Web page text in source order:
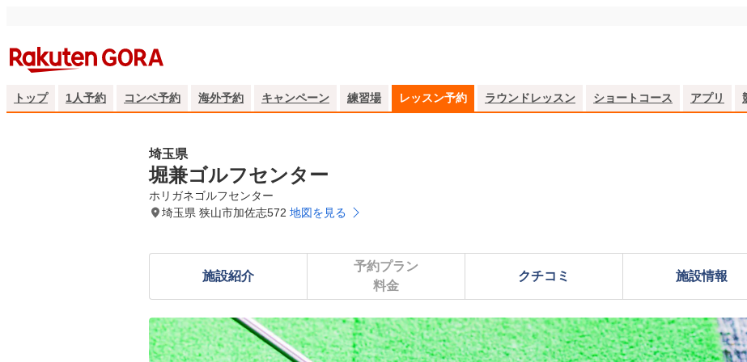
トップ 1人予約 コンペ予約 海外予約 キャンペーン 練習場 レッスン予約 ラウンドレッスン ショートコース アプリ
埼玉県
堀兼ゴルフセンター
ホリガネゴルフセンター
埼玉県 狭山市加佐志572 地図を見る
施設紹介
予約プラン
料金
クチコミ 施設情報